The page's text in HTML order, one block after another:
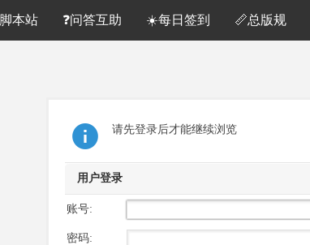
本站 ❓问答互助 ☀️每日签到 📏总版规
请先登录后才能继续浏览
用户登录
账号:
密码: